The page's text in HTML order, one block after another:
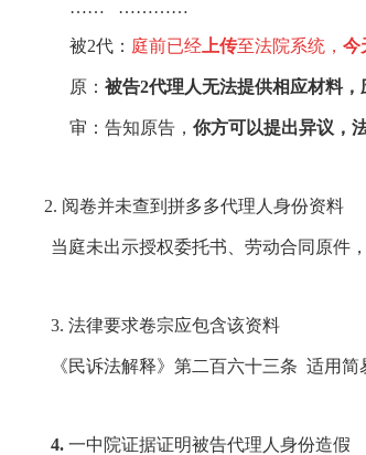
…… …………
被2代： 庭前已经 上传至法院系统，今
原：被告2代理人无法提供相应材料，
审：告知原告，你方可以提出异议，
2. 阅卷并未查到拼多多代理人身份资料
当庭未出示授权委托书、劳动合同原件
3. 法律要求卷宗应包含该资料
《民诉法解释》第二百六十三条 适用简
4. 一中院证据证明被告代理人身份造假